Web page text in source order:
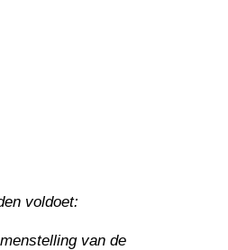
voldoet:
van de